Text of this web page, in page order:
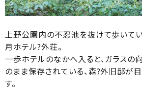
上野公園内の不忍池を抜けて歩いて
月ホテル?外荘。
一歩ホテルのなかへ入ると、ガラスの
のまま保存されている、森?外旧邸が
す。